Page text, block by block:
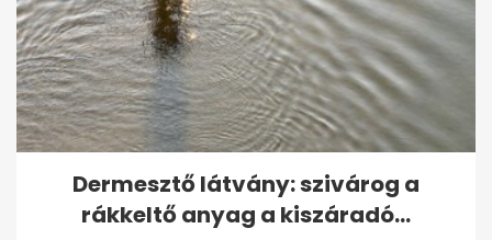
Kifizettem a teljes vacsorát - a
születésnapos lány anyukája...
Dermesztő látvány: szivárog a
rákkeltő anyag a kiszáradó...